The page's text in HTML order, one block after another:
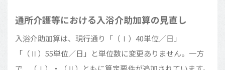
通所介護等における入浴介助加算の見直し
入浴介助加算は、現行通り「（Ⅰ）40単位／日」
「（Ⅱ）55単位／日」と単位数に変更ありません。一方